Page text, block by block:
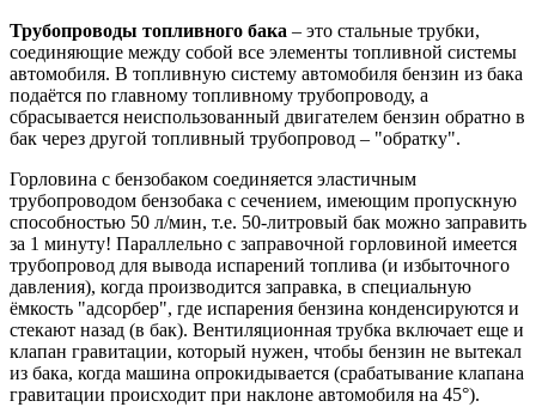
Трубопроводы топливного бака – это стальные трубки,
соединяющие между собой все элементы топливной системы
автомобиля. В топливную систему автомобиля бензин из бака
подаётся по главному топливному трубопроводу, а
сбрасывается неиспользованный двигателем бензин обратно в
бак через другой топливный трубопровод – "обратку".
Горловина с бензобаком соединяется эластичным
трубопроводом бензобака с сечением, имеющим пропускную
способностью 50 л/мин, т.е. 50-литровый бак можно заправить
за 1 минуту! Параллельно с заправочной горловиной имеется
трубопровод для вывода испарений топлива (и избыточного
давления), когда производится заправка, в специальную
ёмкость "адсорбер", где испарения бензина конденсируются и
стекают назад (в бак). Вентиляционная трубка включает еще и
клапан гравитации, который нужен, чтобы бензин не вытекал
из бака, когда машина опрокидывается (срабатывание клапана
гравитации происходит при наклоне автомобиля на 45°).